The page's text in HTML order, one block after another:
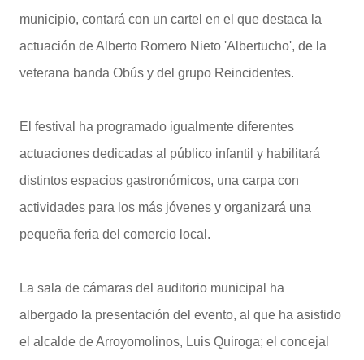
municipio, contará con un cartel en el que destaca la
actuación de Alberto Romero Nieto 'Albertucho', de la
veterana banda Obús y del grupo Reincidentes.
El festival ha programado igualmente diferentes
actuaciones dedicadas al público infantil y habilitará
distintos espacios gastronómicos, una carpa con
actividades para los más jóvenes y organizará una
pequeña feria del comercio local.
La sala de cámaras del auditorio municipal ha
albergado la presentación del evento, al que ha asistido
el alcalde de Arroyomolinos, Luis Quiroga; el concejal